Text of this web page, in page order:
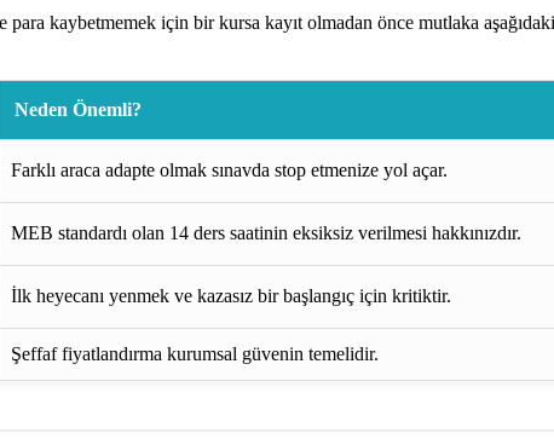
para kaybetmemek için bir kursa kayıt olmadan önce mutlaka
Neden Önemli?
Farklı araca adapte olmak sınavda stop etmenize yol açar.
MEB standardı olan 14 ders saatinin eksiksiz verilmesi hakkınızdır.
İlk heyecanı yenmek ve kazasız bir başlangıç için kritiktir.
Şeffaf fiyatlandırma kurumsal güvenin temelidir.